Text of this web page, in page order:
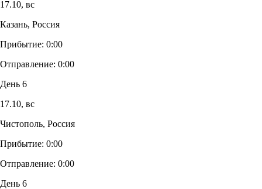
17.10, вс
Казань, Россия
Прибытие: 0:00
Отправление: 0:00
День 6
17.10, вс
Чистополь, Россия
Прибытие: 0:00
Отправление: 0:00
День 6